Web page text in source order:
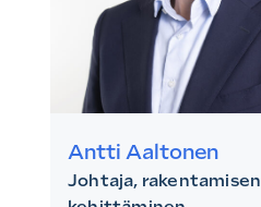
Antti Aaltonen
Johtaja, rakentamisen